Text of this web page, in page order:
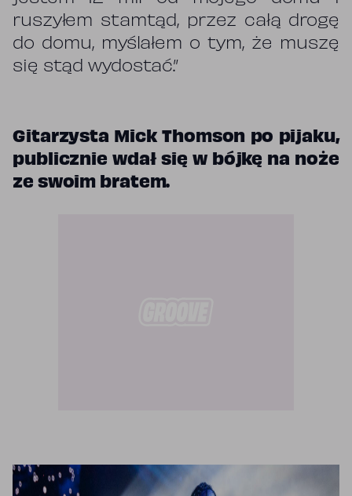
ruszyłem stamtąd, przez całą drogę
do domu, myślałem o tym, że muszę
się stąd wydostać.”
Gitarzysta Mick Thomson po pijaku,
publicznie wdał się w bójkę na noże
ze swoim bratem.